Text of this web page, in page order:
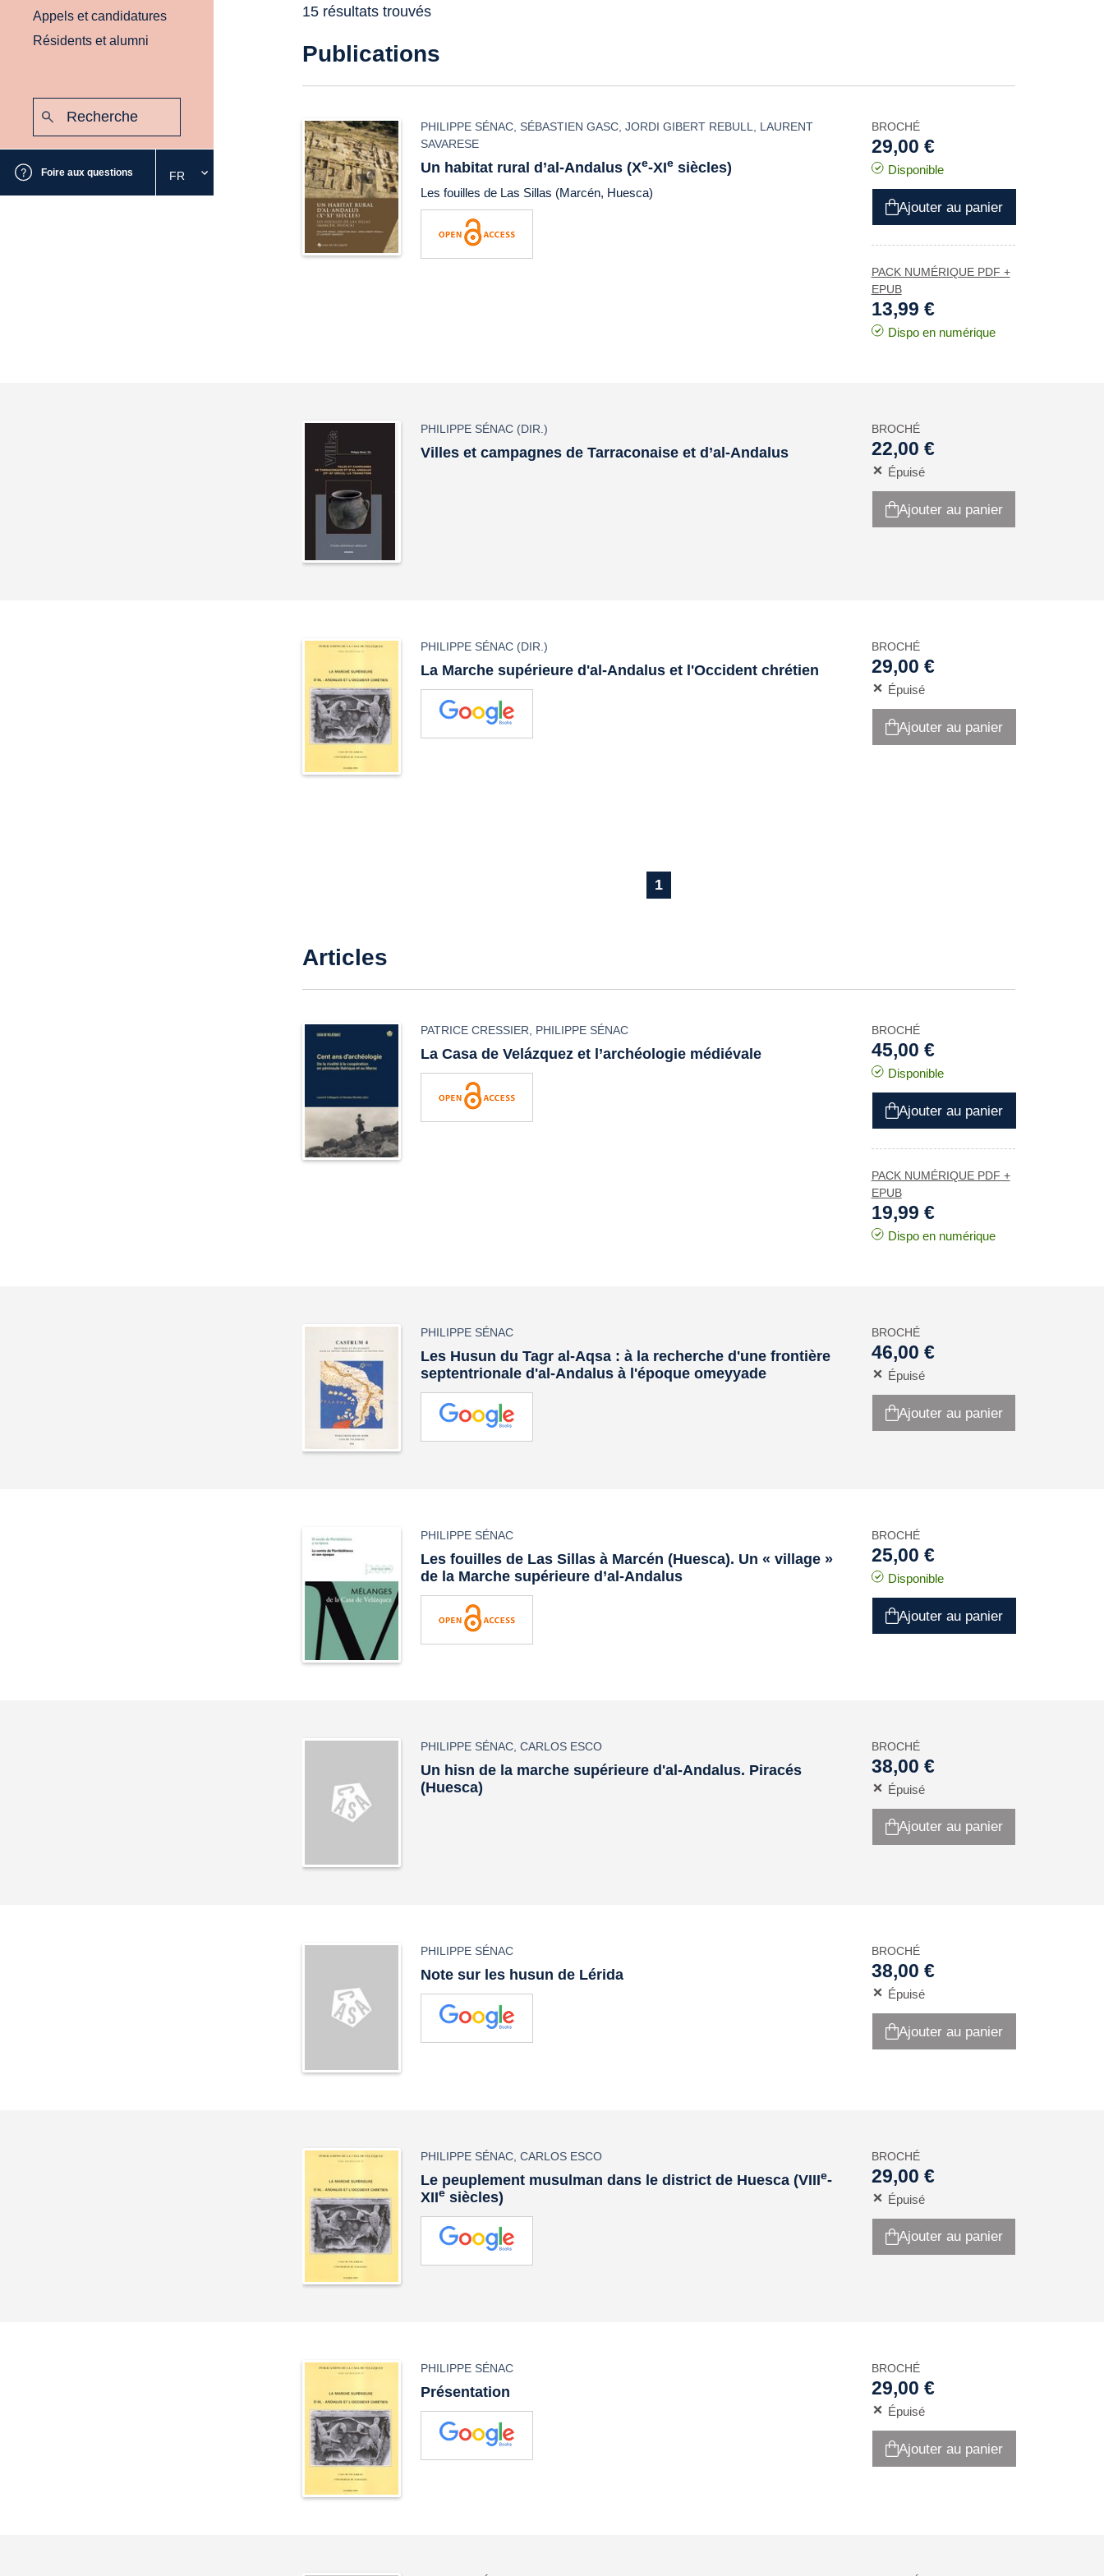
Appels et candidatures
Résidents et alumni
Foire aux questions
Sélectionnez
la
FR
15 résultats trouvés
Publications
PHILIPPE SÉNAC SÉBASTIEN GASC ,JORDI GIBERT REBULL
LAURENT
SAVARESE
Un habitat rural d’al-Andalus (Xe-XIe siècles)
Les fouilles de Las Sillas (Marcén, Huesca)
BROCHÉ
29,00 €
Disponible
Ajouter au panier
PACK NUMÉRIQUE PDF +
EPUB
13,99 €
Dispo en numérique
PHILIPPE SÉNAC (DIR.)
Villes et campagnes de Tarraconaise et d’al-Andalus
BROCHÉ
22,00 €
Épuisé
Ajouter au panier
PHILIPPE SÉNAC (DIR.)
La Marche supérieure d'al-Andalus et l'Occident chrétien
BROCHÉ
29,00 €
Épuisé
Ajouter au panier
1
Articles
PATRICE CRESSIER, PHILIPPE SÉNAC
La Casa de Velázquez et l’archéologie médiévale
BROCHÉ
45,00 €
Disponible
Ajouter au panier
PACK NUMÉRIQUE PDF +
EPUB
19,99 €
Dispo en numérique
PHILIPPE SÉNAC
Les Husun du Tagr al-Aqsa : à la recherche d'une frontière
septentrionale d'al-Andalus à l'époque omeyyade
BROCHÉ
46,00 €
Épuisé
Ajouter au panier
PHILIPPE SÉNAC
Les fouilles de Las Sillas à Marcén (Huesca). Un « village »
de la Marche supérieure d’al-Andalus
BROCHÉ
25,00 €
Disponible
Ajouter au panier
PHILIPPE SÉNAC ,CARLOS ESCO
Un hisn de la marche supérieure d'al-Andalus. Piracés
(Huesca)
BROCHÉ
38,00 €
Épuisé
Ajouter au panier
PHILIPPE SÉNAC
Note sur les husun de Lérida
BROCHÉ
38,00 €
Épuisé
Ajouter au panier
PHILIPPE SÉNAC ,CARLOS ESCO
Le peuplement musulman dans le district de Huesca (VIIIe-
XIIe siècles)
BROCHÉ
29,00 €
Épuisé
Ajouter au panier
PHILIPPE SÉNAC
Présentation
BROCHÉ
29,00 €
Épuisé
Ajouter au panier